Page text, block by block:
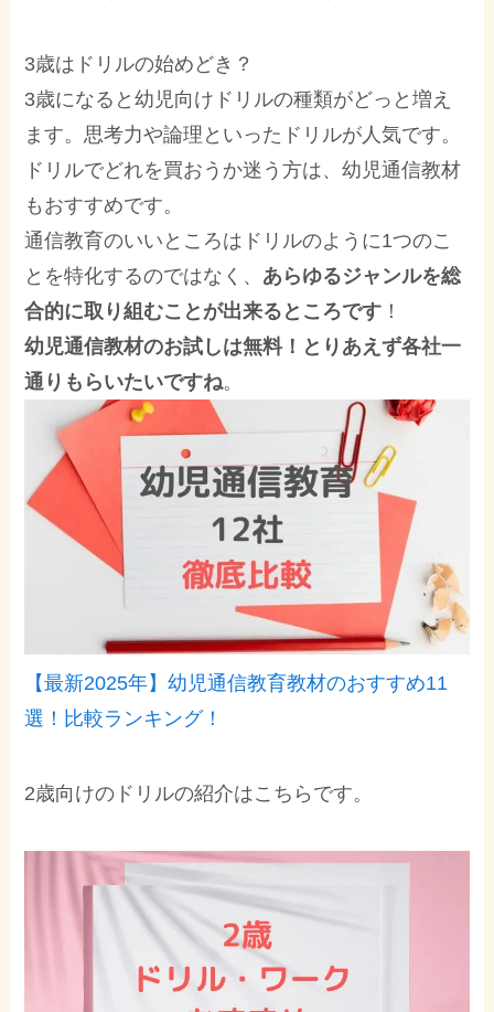
3歳はドリルの始めどき？
3歳になると幼児向けドリルの種類がどっと増え
ます。思考力や論理といったドリルが人気です。
ドリルでどれを買おうか迷う方は、幼児通信教材
もおすすめです。
通信教育のいいところはドリルのように1つのこ
とを特化するのではなく、 あらゆるジャンルを総
合的に取り組むことが出来るところです ！
幼児通信教材のお試しは無料！とりあえず各社一
通りもらいたいですね。
【最新2025年】幼児通信教育教材のおすすめ11
選！比較ランキング！
2歳向けのドリルの紹介はこちらです。